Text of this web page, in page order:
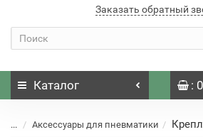
Заказать обратный
Каталог : 0
... Аксессуары для пневматики